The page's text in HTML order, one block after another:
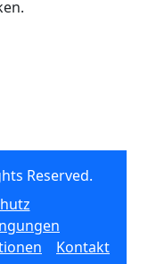
Reserved.
Kontakt